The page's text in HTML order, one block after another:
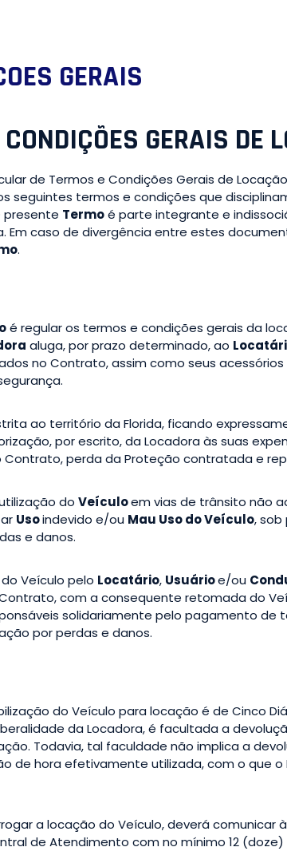
GERAIS
GERAIS DE
de Termos e Condições Gerais de
seguintes termos e condições que
presente Termoé parte integrante e
caso de divergência entre estes
.
é regular os termos e condições gerais da
aluga, por prazo determinado, ao
no Contrato, assim como seus
ao território da Florida, ficando
por escrito, da Locadora às suas
Contrato, perda da Proteção contratada e
do Veículoem vias de trânsito não
Usoindevido e/ou Mau Uso do Veículo, sob
e danos.
do Veículo pelo Locatário, Usuárioe/ou
com a consequente retomada do
solidariamente pelo pagamento
por perdas e danos.
do Veículo para locação é de Cinco
da Locadora, é facultada a
Todavia, tal faculdade não implica a
de hora efetivamente utilizada, com o que
a locação do Veículo, deverá
de Atendimento com no mínimo 12